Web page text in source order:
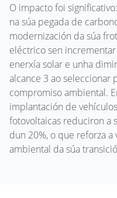
O impacto foi
na súa pegada de
modernización da súa
eléctrico sen
enerxía solar e unha
alcance 3 ao seleccionar
compromiso ambiental.
implantación de
fotovoltaicas reduciron a
dun 20%, o que reforza
ambiental da súa